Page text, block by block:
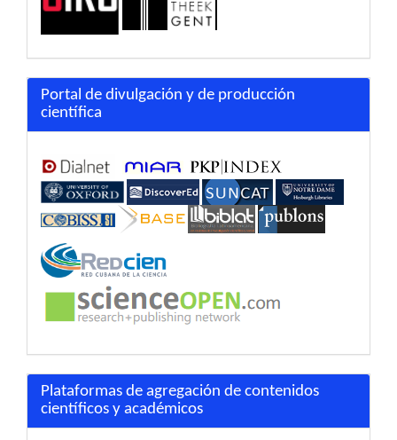
Portal de divulgación y de producción
científica
Plataformas de agregación de contenidos
científicos y académicos